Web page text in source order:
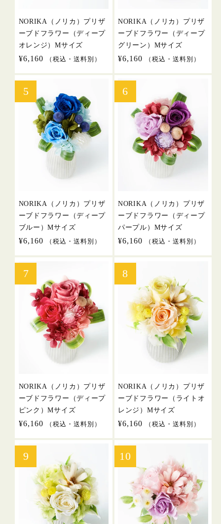
NORIKA（ノリカ）プリザ
ーブドフラワー（ディープ
オレンジ）Mサイズ
通
価
格
¥6,160 （税込・送料別）
NORIKA（ノリカ）プリザ
ーブドフラワー（ディープ
グリーン）Mサイズ
通
価
格
¥6,160 （税込・送料別）
NORIKA（ノリカ）プリザ
ーブドフラワー（ディープ
ブルー）Mサイズ
通
価
格
¥6,160 （税込・送料別）
NORIKA（ノリカ）プリザ
ーブドフラワー（ディープ
パープル）Mサイズ
通
価
格
¥6,160 （税込・送料別）
NORIKA（ノリカ）プリザ
ーブドフラワー（ディープ
ピンク）Mサイズ
通
価
格
¥6,160 （税込・送料別）
NORIKA（ノリカ）プリザ
ーブドフラワー（ライトオ
レンジ）Mサイズ
通
価
格
¥6,160 （税込・送料別）